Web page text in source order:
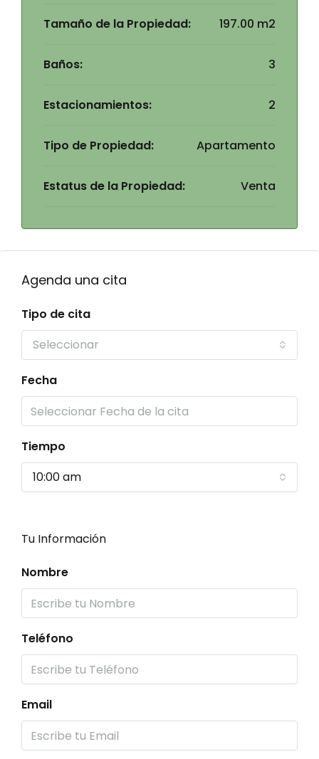
Tamaño de la Propiedad: 197.00 m2
Baños: 3
Estacionamientos: 2
Tipo de Propiedad: Apartamento
Estatus de la Propiedad: Venta
Agenda una cita
Tipo de cita
Seleccionar
Fecha
Tiempo
10:00 am
Tu Información
Nombre
Teléfono
Email